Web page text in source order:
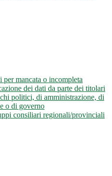
per mancata o incompleta
dei dati da parte dei titolari
politici, di amministrazione, di
o di governo
consiliari regionali/provinciali